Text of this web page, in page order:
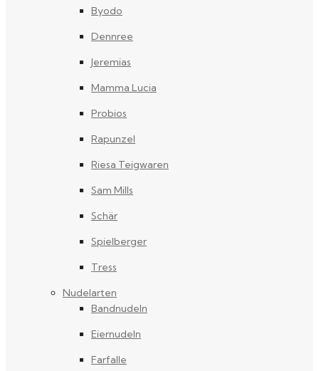
Byodo
Dennree
Jeremias
Mamma Lucia
Probios
Rapunzel
Riesa Teigwaren
Sam Mills
Schär
Spielberger
Tress
Nudelarten
Bandnudeln
Eiernudeln
Farfalle